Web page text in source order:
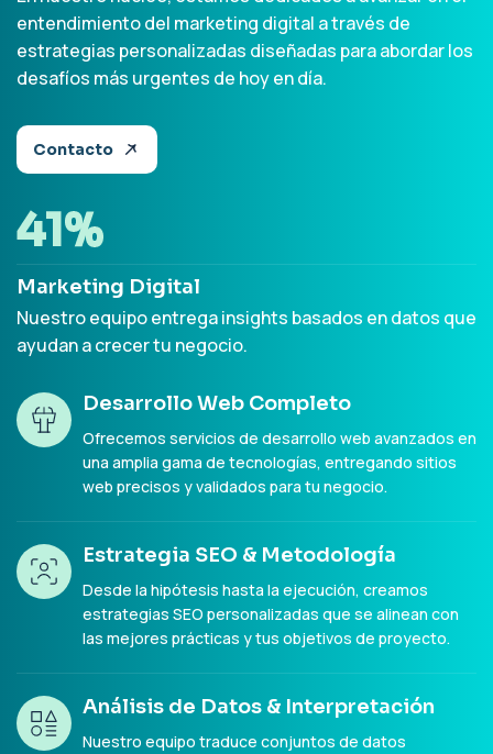
entendimiento del marketing digital a través de
estrategias personalizadas diseñadas para abordar los
desafíos más urgentes de hoy en día.
Contacto
70%
Marketing Digital
Nuestro equipo entrega insights basados en datos que
ayudan a crecer tu negocio.
Desarrollo Web Completo
Ofrecemos servicios de desarrollo web avanzados en
una amplia gama de tecnologías, entregando sitios
web precisos y validados para tu negocio.
Estrategia SEO & Metodología
Desde la hipótesis hasta la ejecución, creamos
estrategias SEO personalizadas que se alinean con
las mejores prácticas y tus objetivos de proyecto.
Análisis de Datos & Interpretación
Nuestro equipo traduce conjuntos de datos